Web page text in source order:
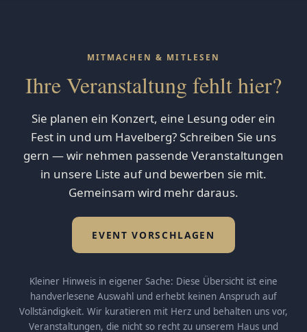
MITMACHEN & MITLESEN
Ihre Veranstaltung fehlt hier?
Sie planen ein Konzert, eine Lesung oder ein
Fest in und um Havelberg? Schreiben Sie uns
gern — wir nehmen passende Veranstaltungen
in unsere Liste auf und bewerben sie mit.
Gemeinsam wird mehr daraus.
EVENT VORSCHLAGEN
Kleiner Hinweis in eigener Sache: Diese Übersicht ist eine
handverlesene Auswahl und erhebt keinen Anspruch auf
Vollständigkeit. Wir kuratieren mit Herz und behalten uns vor,
Veranstaltungen, die nicht so recht zu unserem Haus und